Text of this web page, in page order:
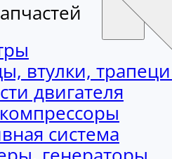
втулки,
двигателя
система